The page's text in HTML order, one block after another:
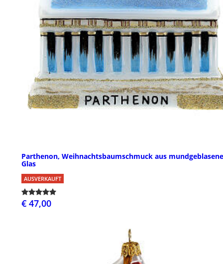
Parthenon, Weihnachtsbaumschmuck aus
Glas
AUSVERKAUFT
€ 47,00